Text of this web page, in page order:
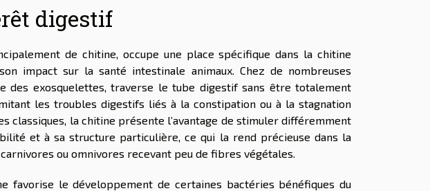
digestif
de chitine, occupe une place spécifique dans la chitine
impact sur la santé intestinale animaux. Chez de nombreuses
des exosquelettes, traverse le tube digestif sans être totalement
les troubles digestifs liés à la constipation ou à la stagnation
classiques, la chitine présente l’avantage de stimuler différemment
et à sa structure particulière, ce qui la rend précieuse dans la
ou omnivores recevant peu de fibres végétales.
favorise le développement de certaines bactéries bénéfiques du